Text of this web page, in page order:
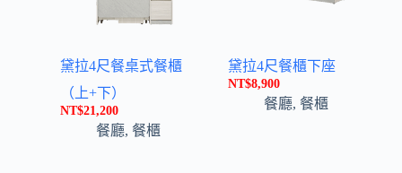
黛拉4尺餐桌式餐櫃
（上+下）
NT$21,200
餐廳, 餐櫃
黛拉4尺餐櫃下座
NT$8,900
餐廳, 餐櫃